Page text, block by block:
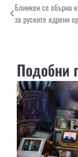
Навигация
Блинкен се обърна
за руските ядрени
Подобни